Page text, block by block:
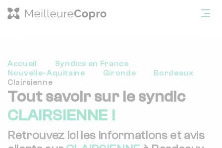
Accueil
Syndics en France
Nouvelle-Aquitaine
Gironde
Bordeaux
Clairsienne
Tout savoir sur le syndic
CLAIRSIENNE !
Retrouvez ici les informations et avis